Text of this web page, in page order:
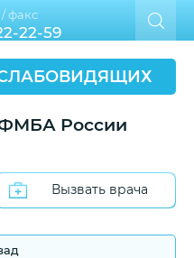
России
Вызвать врача
факс
22-59